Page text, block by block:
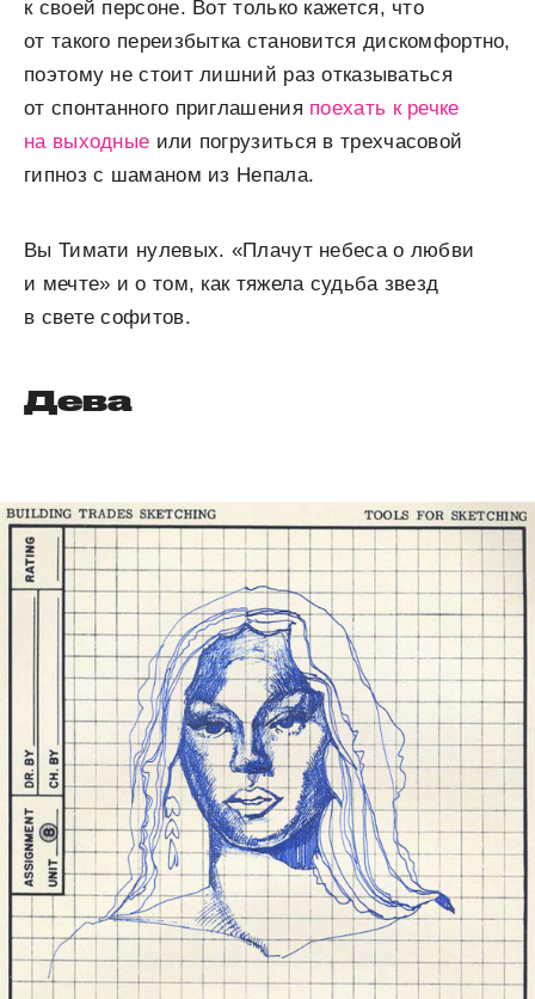
к своей персоне. Вот только кажется, что
от такого переизбытка становится дискомфортно,
поэтому не стоит лишний раз отказываться
от спонтанного приглашения поехать к речке
на выходные или погрузиться в трехчасовой
гипноз с шаманом из Непала.
Вы Тимати нулевых. «Плачут небеса о любви
и мечте» и о том, как тяжела судьба звезд
в свете софитов.
Дева